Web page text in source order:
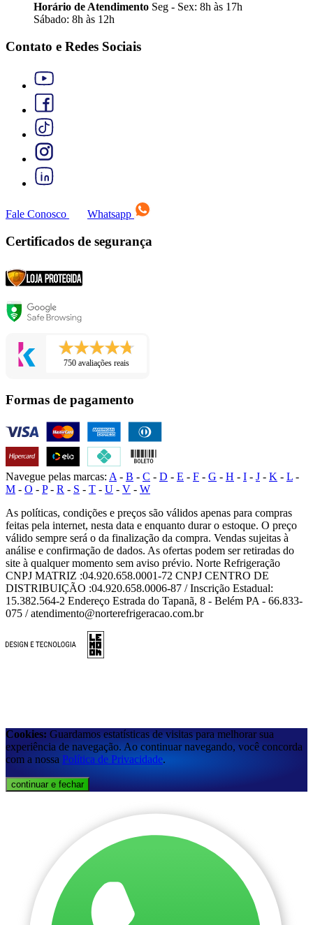
Horário de Atendimento Seg - Sex: 8h às 17h
Sábado: 8h às 12h
Contato e Redes Sociais
Fale Conosco Whatsapp
Certificados de segurança
750 avaliações reais
Formas de pagamento
Navegue pelas marcas: A - B - C - D - E - F - G - H - I - J - K - L -
M - O - P- R - S - T - U - V - W
As políticas, condições e preços são válidos apenas para compras
feitas pela internet, nesta data e enquanto durar o estoque. O preço
válido sempre será o da finalização da compra. Vendas sujeitas à
análise e confirmação de dados. As ofertas podem ser retiradas do
site à qualquer momento sem aviso prévio. Norte Refrigeração
CNPJ MATRIZ :04.920.658.0001-72 CNPJ CENTRO DE
DISTRIBUIÇÃO :04.920.658.0006-87 / Inscrição Estadual:
15.382.564-2 Endereço Estrada do Tapanã, 8 - Belém PA - 66.833-
075 / atendimento@norterefrigeracao.com.br
Cookies: Guardamos estatísticas de visitas para melhorar sua
experiência de navegação. Ao continuar navegando, você concorda
com a nossa Política de Privacidade.
continuar e fechar